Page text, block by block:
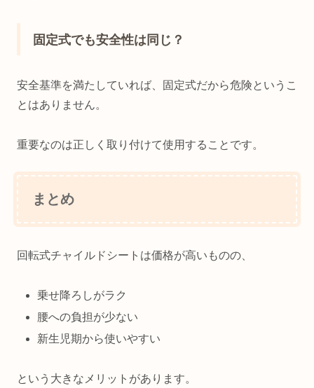
固定式でも安全性は同じ？
安全基準を満たしていれば、固定式だから危険というこ
とはありません。
重要なのは正しく取り付けて使用することです。
まとめ
回転式チャイルドシートは価格が高いものの、
乗せ降ろしがラク
腰への負担が少ない
新生児期から使いやすい
という大きなメリットがあります。